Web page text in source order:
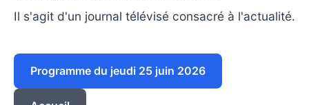
Il s'agit d'un journal télévisé consacré à l'actualité.
Programme du jeudi 25 juin 2026